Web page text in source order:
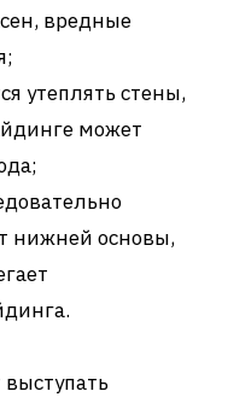
вредные
утеплять стены,
может
нижней основы,